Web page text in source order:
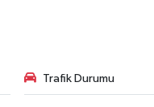
Trafik Durumu